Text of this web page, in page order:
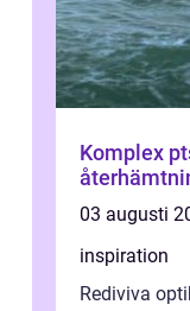
Komplex
03 augusti
inspiration
Rediviva